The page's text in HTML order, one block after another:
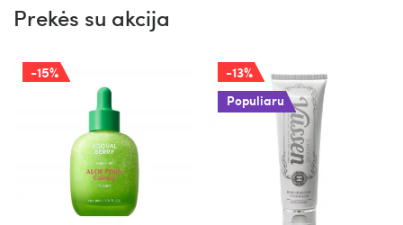
Prekės su akcija
-15% -13%
Populiaru